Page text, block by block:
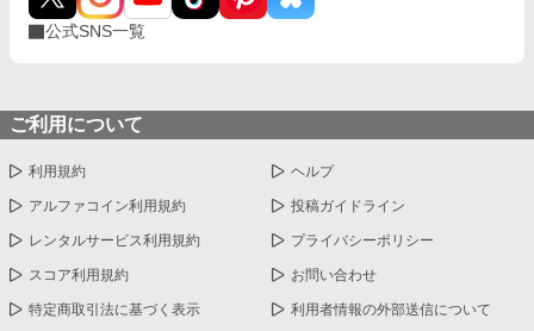
公式SNS一覧
ご利用について
利用規約 ヘルプ
アルファコイン利用規約 投稿ガイドライン
レンタルサービス利用規約 プライバシーポリシー
スコア利用規約 お問い合わせ
特定商取引法に基づく表示 利用者情報の外部送信について